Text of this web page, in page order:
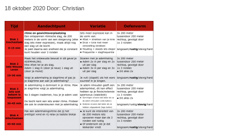
18 oktober 2020 Door: Christian